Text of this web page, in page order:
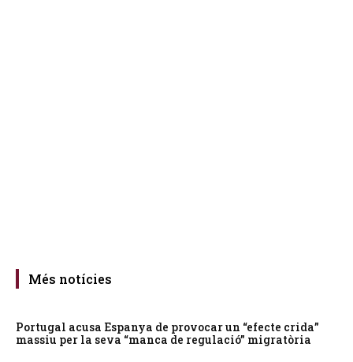
Més notícies
Portugal acusa Espanya de provocar un “efecte crida”
massiu per la seva “manca de regulació” migratòria